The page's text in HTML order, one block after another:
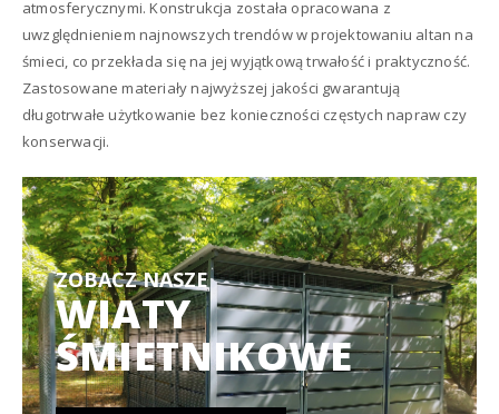
atmosferycznymi. Konstrukcja została opracowana z
uwzględnieniem najnowszych trendów w projektowaniu altan na
śmieci, co przekłada się na jej wyjątkową trwałość i praktyczność.
Zastosowane materiały najwyższej jakości gwarantują
długotrwałe użytkowanie bez konieczności częstych napraw czy
konserwacji.
ZOBACZ NASZE
WIATY
ŚMIETNIKOWE